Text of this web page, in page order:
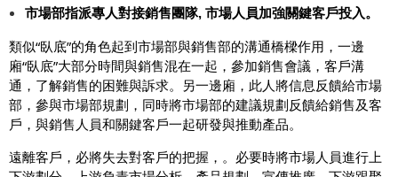
市場部指派專人對接銷售團隊, 市場人員加強關鍵客戶投入。
類似“臥底”的角色起到市場部與銷售部的溝通橋樑作用，一邊
廂“臥底”大部分時間與銷售混在一起，參加銷售會議，客戶溝
通，了解銷售的困難與訴求。另一邊廂，此人將信息反饋給市場
部，參與市場部規劃，同時將市場部的建議規劃反饋給銷售及客
戶，與銷售人員和關鍵客戶一起研發與推動產品。
遠離客戶，必將失去對客戶的把握，。必要時將市場人員進行上